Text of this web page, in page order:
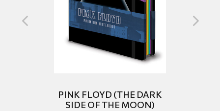
PINK FLOYD (THE DARK
SIDE OF THE MOON)